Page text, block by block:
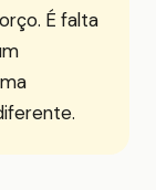
É falta